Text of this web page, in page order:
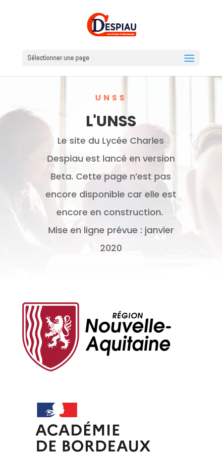
Sélectionner une page
UNSS
L'UNSS
Le site du Lycée Charles
Despiau est lancé en version
Beta. Cette page n’est pas
encore disponible car elle est
encore en construction.
Mise en ligne prévue : janvier
2020